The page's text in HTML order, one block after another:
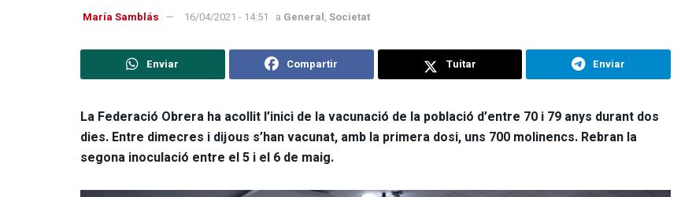
María Samblás 16/04/2021 - 14:51 a General,Societat
Enviar Compartir Tuitar Enviar
La Federació Obrera ha acollit l’inici de la vacunació de la població d’entre 70 i 79 anys durant dos
dies. Entre dimecres i dijous s’han vacunat, amb la primera dosi, uns 700 molinencs. Rebran la
segona inoculació entre el 5 i el 6 de maig.